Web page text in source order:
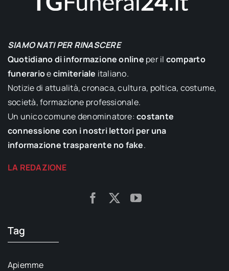
SIAMO NATI PER RINASCERE
Quotidiano di informazione online per il comparto
funerarioecimiteriale italiano.
Notizie di attualità, cronaca, cultura, poltica, costume,
società, formazione professionale.
Un unico comune denominatore:costante
connessione con i nostri lettori per una
informazione trasparente no fake.
LA REDAZIONE
Tag
Apiemme